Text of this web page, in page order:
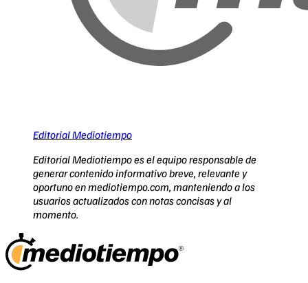
Editorial Mediotiempo
Editorial Mediotiempo es el equipo responsable de
generar contenido informativo breve, relevante y
oportuno en mediotiempo.com, manteniendo a los
usuarios actualizados con notas concisas y al
momento.